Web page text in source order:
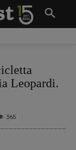
Leopardi.
365